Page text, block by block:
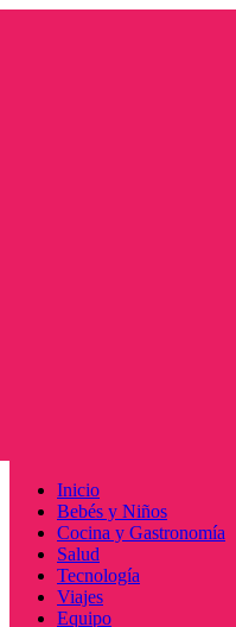
Menú
principal
Inicio
Bebés y Niños
Cocina y Gastronomía
Salud
Tecnología
Viajes
Equipo